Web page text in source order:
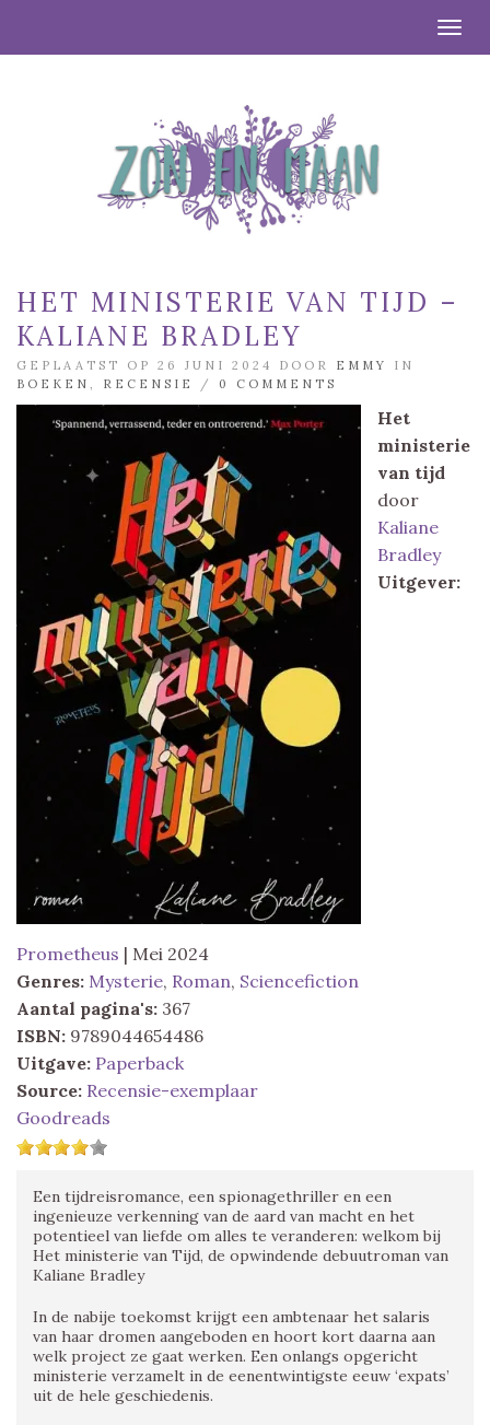
HET MINISTERIE VAN TIJD –
KALIANE BRADLEY
GEPLAATST OP 26 JUNI 2024 DOOR EMMY
IN
BOEKEN
RECENSIE / 0 COMMENTS
Het
ministerie
van tijd
door
Kaliane
Bradley
Uitgever:
Prometheus | Mei 2024
Genres: Mysterie, Roman, Sciencefiction
Aantal pagina's: 367
ISBN: 9789044654486
Uitgave: Paperback
Source: Recensie-exemplaar
Goodreads
Een tijdreisromance, een spionagethriller en een
ingenieuze verkenning van de aard van macht en het
potentieel van liefde om alles te veranderen: welkom bij
Het ministerie van Tijd, de opwindende debuutroman van
Kaliane Bradley
In de nabije toekomst krijgt een ambtenaar het salaris
van haar dromen aangeboden en hoort kort daarna aan
welk project ze gaat werken. Een onlangs opgericht
ministerie verzamelt in de eenentwintigste eeuw ‘expats’
uit de hele geschiedenis.